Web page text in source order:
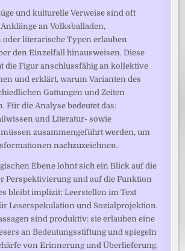
und kulturelle Verweise sind oft
an Volksballaden,
oder literarische Typen erlauben
den Einzelfall hinausweisen. Diese
die Figur anschlussfähig an kollektive
und erklärt, warum Varianten des
Gattungen und Zeiten
Für die Analyse bedeutet das:
und Literatur- sowie
zusammengeführt werden, um
nachzuzeichnen.
Ebene lohnt sich ein Blick auf die
Perspektivierung und auf die Funktion
bleibt implizit; Leerstellen im Text
Leserspekulation und Sozialprojektion.
sind produktiv: sie erlauben eine
an Bedeutungsstiftung und spiegeln
von Erinnerung und Überlieferung.